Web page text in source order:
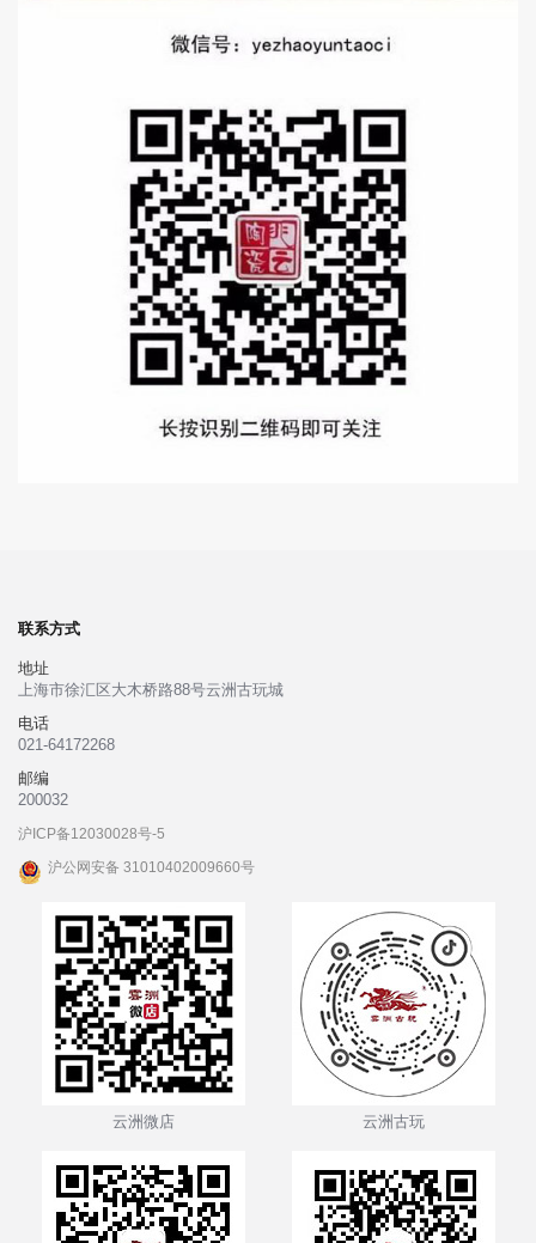
联系方式
地址
上海市徐汇区大木桥路88号云洲古玩城
电话
021-64172268
邮编
200032
沪ICP备12030028号-5
沪公网安备 31010402009660号
云洲微店 云洲古玩